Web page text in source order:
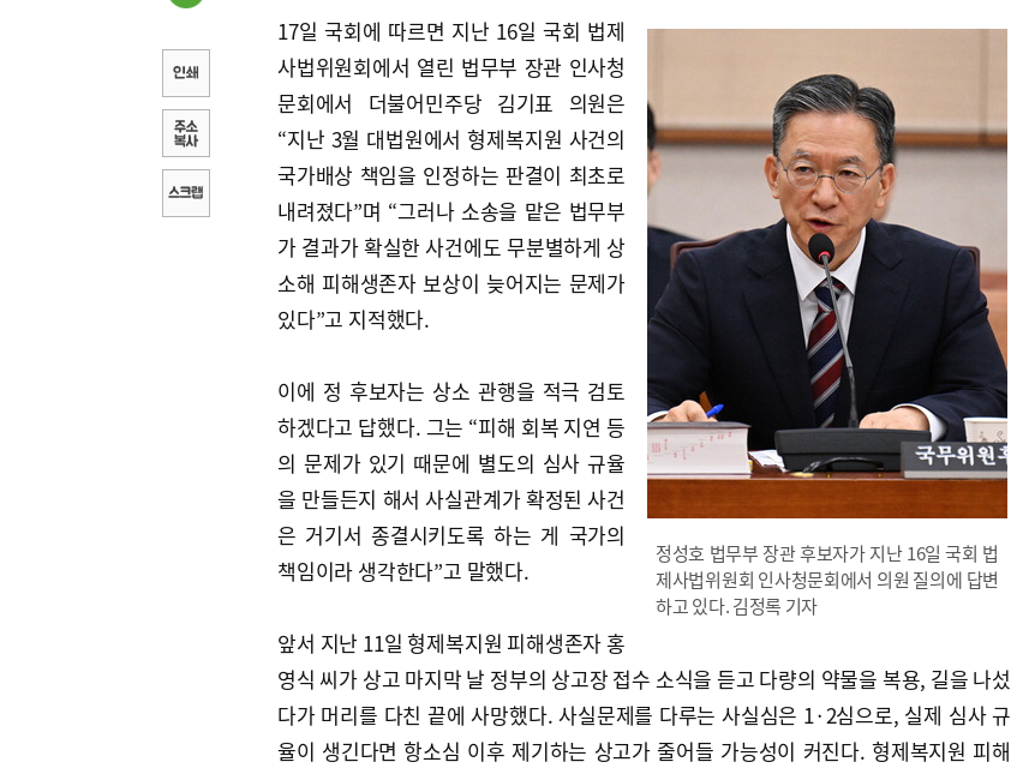
정성호 법무부 장관 후보자가 지난 16일 국회 법
제사법위원회 인사청문회에서 의원 질의에 답변
하고 있다. 김정록 기자
17일 국회에 따르면 지난 16일 국회 법제
사법위원회에서 열린 법무부 장관 인사청
문회에서 더불어민주당 김기표 의원은
“지난 3월 대법원에서 형제복지원 사건의
국가배상 책임을 인정하는 판결이 최초로
내려졌다”며 “그러나 소송을 맡은 법무부
가 결과가 확실한 사건에도 무분별하게 상
소해 피해생존자 보상이 늦어지는 문제가
있다”고 지적했다.
이에 정 후보자는 상소 관행을 적극 검토
하겠다고 답했다. 그는 “피해 회복 지연 등
의 문제가 있기 때문에 별도의 심사 규율
을 만들든지 해서 사실관계가 확정된 사건
은 거기서 종결시키도록 하는 게 국가의
책임이라 생각한다”고 말했다.
앞서 지난 11일 형제복지원 피해생존자 홍
영식 씨가 상고 마지막 날 정부의 상고장 접수 소식을 듣고 다량의 약물을 복용, 길을 나섰
다가 머리를 다친 끝에 사망했다. 사실문제를 다루는 사실심은 1·2심으로, 실제 심사 규
율이 생긴다면 항소심 이후 제기하는 상고가 줄어들 가능성이 커진다. 형제복지원 피해